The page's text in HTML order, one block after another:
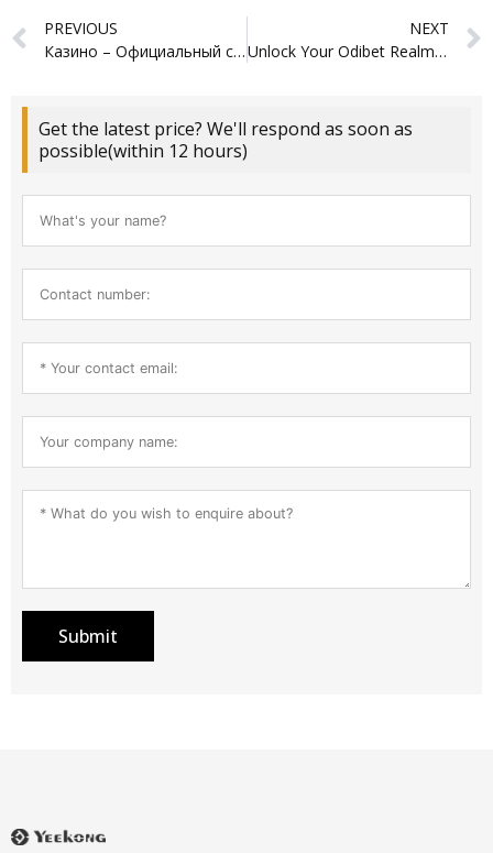
Prev
PREVIOUS
Казино – Официальный сайт Pin Up Casino Входи и играй.3572
NEXT
Unlock Your Odibet Realm Seamlessly with Effortless My Account Login
Get the latest price? We'll respond as soon as
possible(within 12 hours)
Submit